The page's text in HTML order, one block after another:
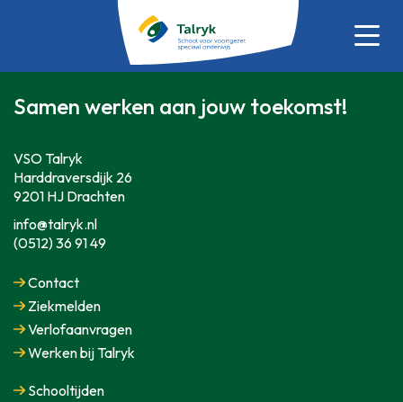
Samen werken aan jouw toekomst!
VSO Talryk
Harddraversdijk 26
9201 HJ Drachten
info@talryk.nl
(0512) 36 91 49
Contact
Ziekmelden
Verlofaanvragen
Werken bij Talryk
Schooltijden